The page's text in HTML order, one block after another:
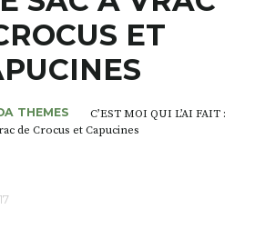
ET
THEMES
C’EST MOI QUI L’AI FAIT :
de Crocus et Capucines